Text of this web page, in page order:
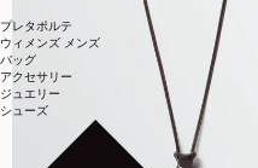
プレタポルテ
ウィメンズ メンズ
バッグ
アクセサリー
ジュエリー
シューズ